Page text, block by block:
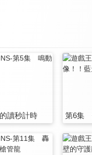
讀秒計時 第6集